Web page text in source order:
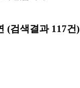
(검색결과 117건)